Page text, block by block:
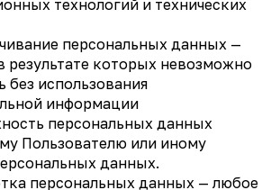
технологий и технических
персональных данных —
результате которых невозможно
без использования
информации
персональных данных
Пользователю или иному
данных.
персональных данных — любое